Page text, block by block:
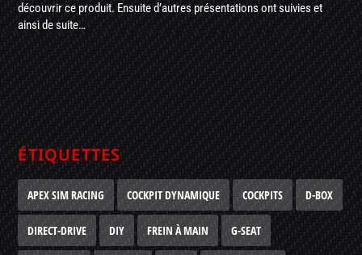
découvrir ce produit. Ensuite d’autres présentations ont suivies et
ainsi de suite…
ÉTIQUETTES
APEX SIM RACING COCKPIT DYNAMIQUE COCKPITS D-BOX
DIRECT-DRIVE DIY FREIN À MAIN G-SEAT